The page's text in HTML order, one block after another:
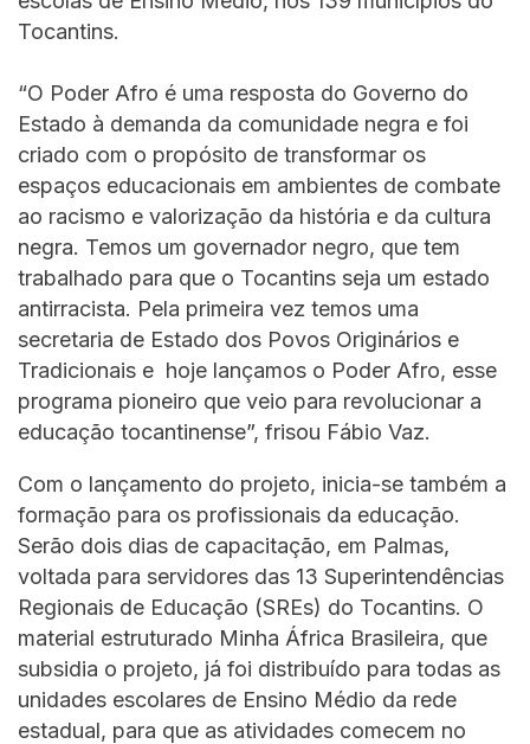
Tocantins.
“O Poder Afro é uma resposta do Governo do
Estado à demanda da comunidade negra e foi
criado com o propósito de transformar os
espaços educacionais em ambientes de combate
ao racismo e valorização da história e da cultura
negra. Temos um governador negro, que tem
trabalhado para que o Tocantins seja um estado
antirracista. Pela primeira vez temos uma
secretaria de Estado dos Povos Originários e
Tradicionais e hoje lançamos o Poder Afro, esse
programa pioneiro que veio para revolucionar a
educação tocantinense”, frisou Fábio Vaz.
Com o lançamento do projeto, inicia-se também a
formação para os profissionais da educação.
Serão dois dias de capacitação, em Palmas,
voltada para servidores das 13 Superintendências
Regionais de Educação (SREs) do Tocantins. O
material estruturado Minha África Brasileira, que
subsidia o projeto, já foi distribuído para todas as
unidades escolares de Ensino Médio da rede
estadual, para que as atividades comecem no